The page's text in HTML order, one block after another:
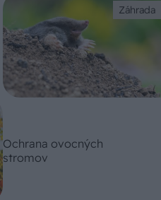
Záhrada
Ochrana ovocných
stromov